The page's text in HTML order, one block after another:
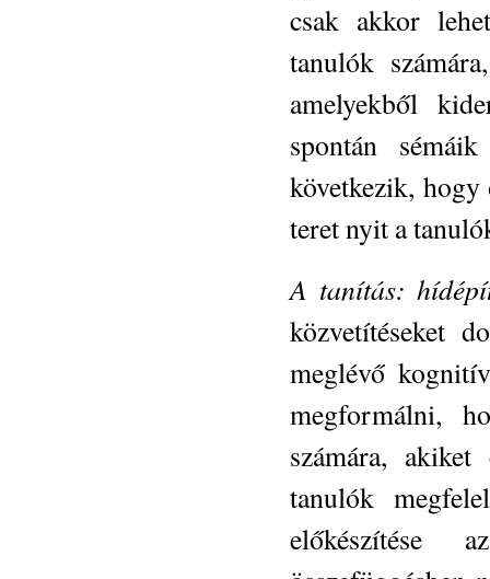
csak akkor
tanulók
amelyekből
spontán
következik, hogy
teret nyit a
A tanítás:
közvetítéseket
meglévő
megformálni,
számára,
tanulók
előkészítése